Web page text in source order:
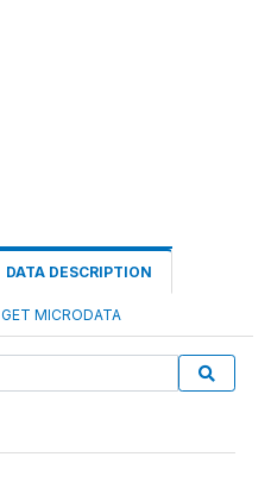
DATA DESCRIPTION
GET MICRODATA